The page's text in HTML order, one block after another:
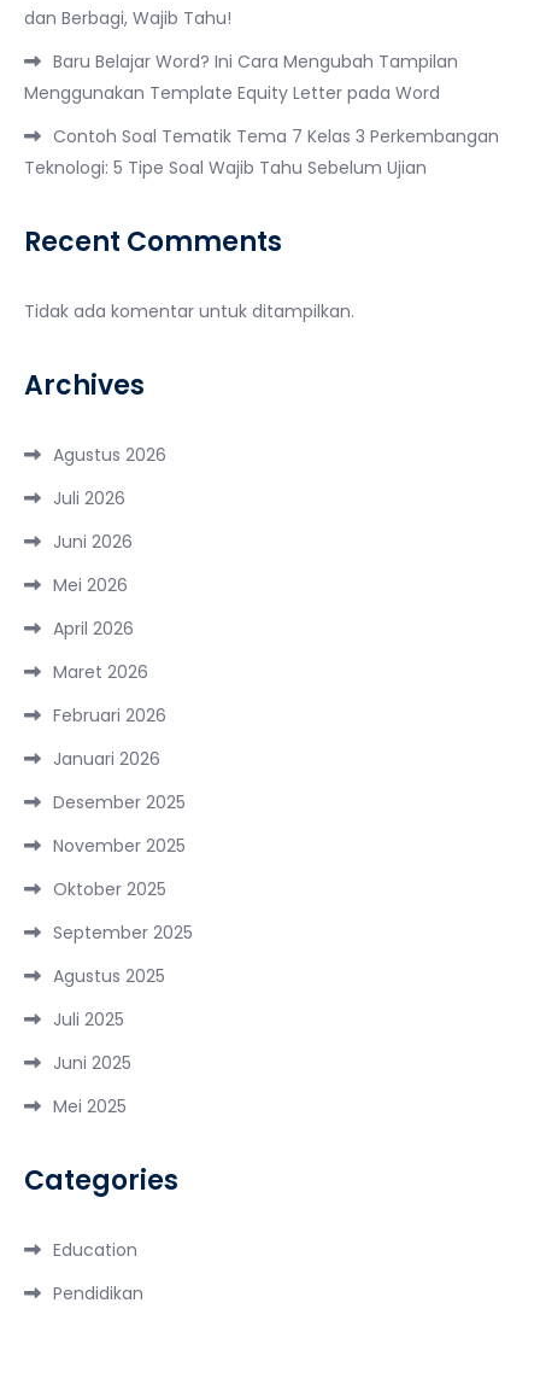
dan Berbagi, Wajib Tahu!
Baru Belajar Word? Ini Cara Mengubah Tampilan
Menggunakan Template Equity Letter pada Word
Contoh Soal Tematik Tema 7 Kelas 3 Perkembangan
Teknologi: 5 Tipe Soal Wajib Tahu Sebelum Ujian
Recent Comments
Tidak ada komentar untuk ditampilkan.
Archives
Agustus 2026
Juli 2026
Juni 2026
Mei 2026
April 2026
Maret 2026
Februari 2026
Januari 2026
Desember 2025
November 2025
Oktober 2025
September 2025
Agustus 2025
Juli 2025
Juni 2025
Mei 2025
Categories
Education
Pendidikan